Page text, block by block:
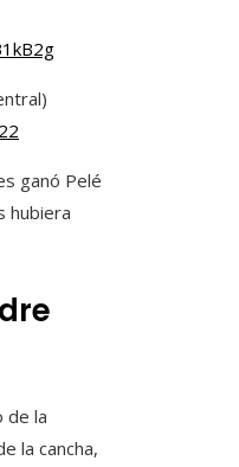
ganó Pelé
hubiera
de la
la cancha,